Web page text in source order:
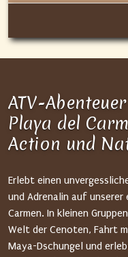
ATV-
Playa del
Action und
Erlebt einen
und Adrenalin auf unserer
Carmen. In kleinen
Welt der Cenoten, Fahrt
Maya-Dschungel und